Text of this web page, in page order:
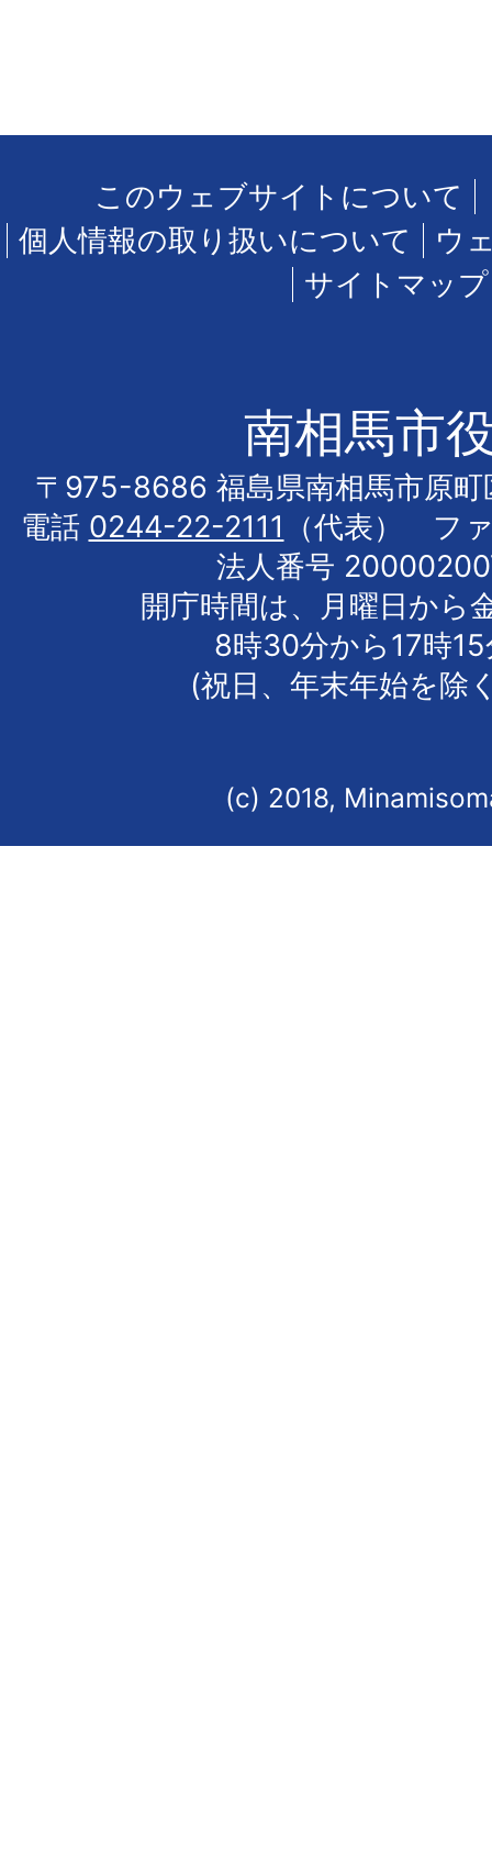
このウェブサイトについて
個人情報の取り扱いについて
ウ
サイトマップ
南相馬市
〒975-8686 福島県南相馬市原町
電話 0244-22-2111
（代表） フ
法人番号
開庁時間は、月曜日から
8時30分から17時
(祝日、年末年始を除
(c) 2018,